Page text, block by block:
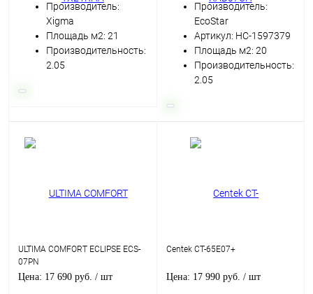
Производитель:
Xigma
Площадь м2: 21
Производительность:
2.05
Производитель:
EcoStar
Артикул: НС-1597379
Площадь м2: 20
Производительность:
2.05
ULTIMA COMFORT ECLIPSE ECS-
07PN
Цена: 17 690 руб. / шт
Centek CT-65E07+
Цена: 17 990 руб. / шт